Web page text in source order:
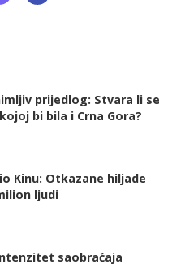
prijedlog: Stvara li se
bi bila i Crna Gora?
Kinu: Otkazane hiljade
ljudi
saobraćaja